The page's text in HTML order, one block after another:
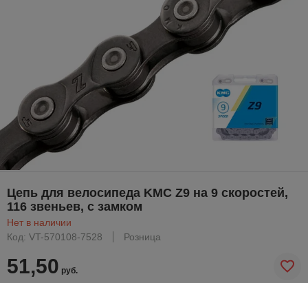
Цепь для велосипеда KMC Z9 на 9 скоростей,
116 звеньев, с замком
Нет в наличии
Код: VT-570108-7528
Розница
51,50 руб.